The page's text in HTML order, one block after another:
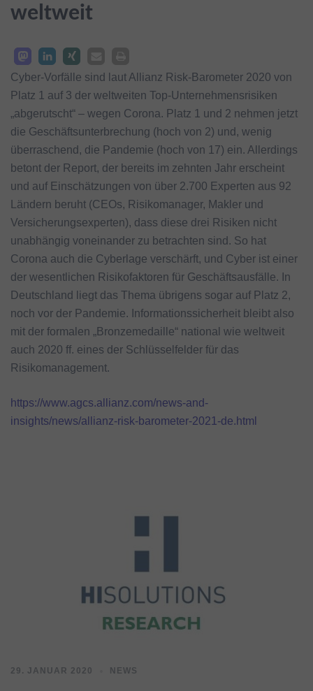
weltweit
Cyber-Vorfälle sind laut Allianz Risk-Barometer 2020 von
Platz 1 auf 3 der weltweiten Top-Unternehmensrisiken
„abgerutscht“ – wegen Corona. Platz 1 und 2 nehmen jetzt
die Geschäftsunterbrechung (hoch von 2) und, wenig
überraschend, die Pandemie (hoch von 17) ein. Allerdings
betont der Report, der bereits im zehnten Jahr erscheint
und auf Einschätzungen von über 2.700 Experten aus 92
Ländern beruht (CEOs, Risikomanager, Makler und
Versicherungsexperten), dass diese drei Risiken nicht
unabhängig voneinander zu betrachten sind. So hat
Corona auch die Cyberlage verschärft, und Cyber ist einer
der wesentlichen Risikofaktoren für Geschäftsausfälle. In
Deutschland liegt das Thema übrigens sogar auf Platz 2,
noch vor der Pandemie. Informationssicherheit bleibt also
mit der formalen „Bronzemedaille“ national wie weltweit
auch 2020 ff. eines der Schlüsselfelder für das
Risikomanagement.
https://www.agcs.allianz.com/news-and-
insights/news/allianz-risk-barometer-2021-de.html
29. JANUAR 2020 NEWS